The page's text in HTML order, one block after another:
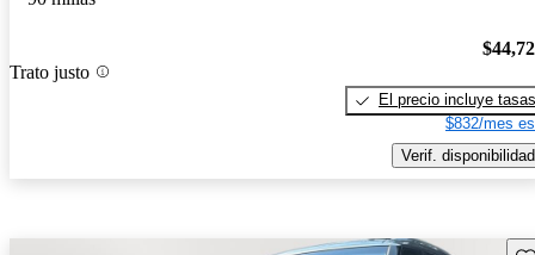
Trato justo
El precio incluye tasas
$832/mes
Verif. disponibilidad